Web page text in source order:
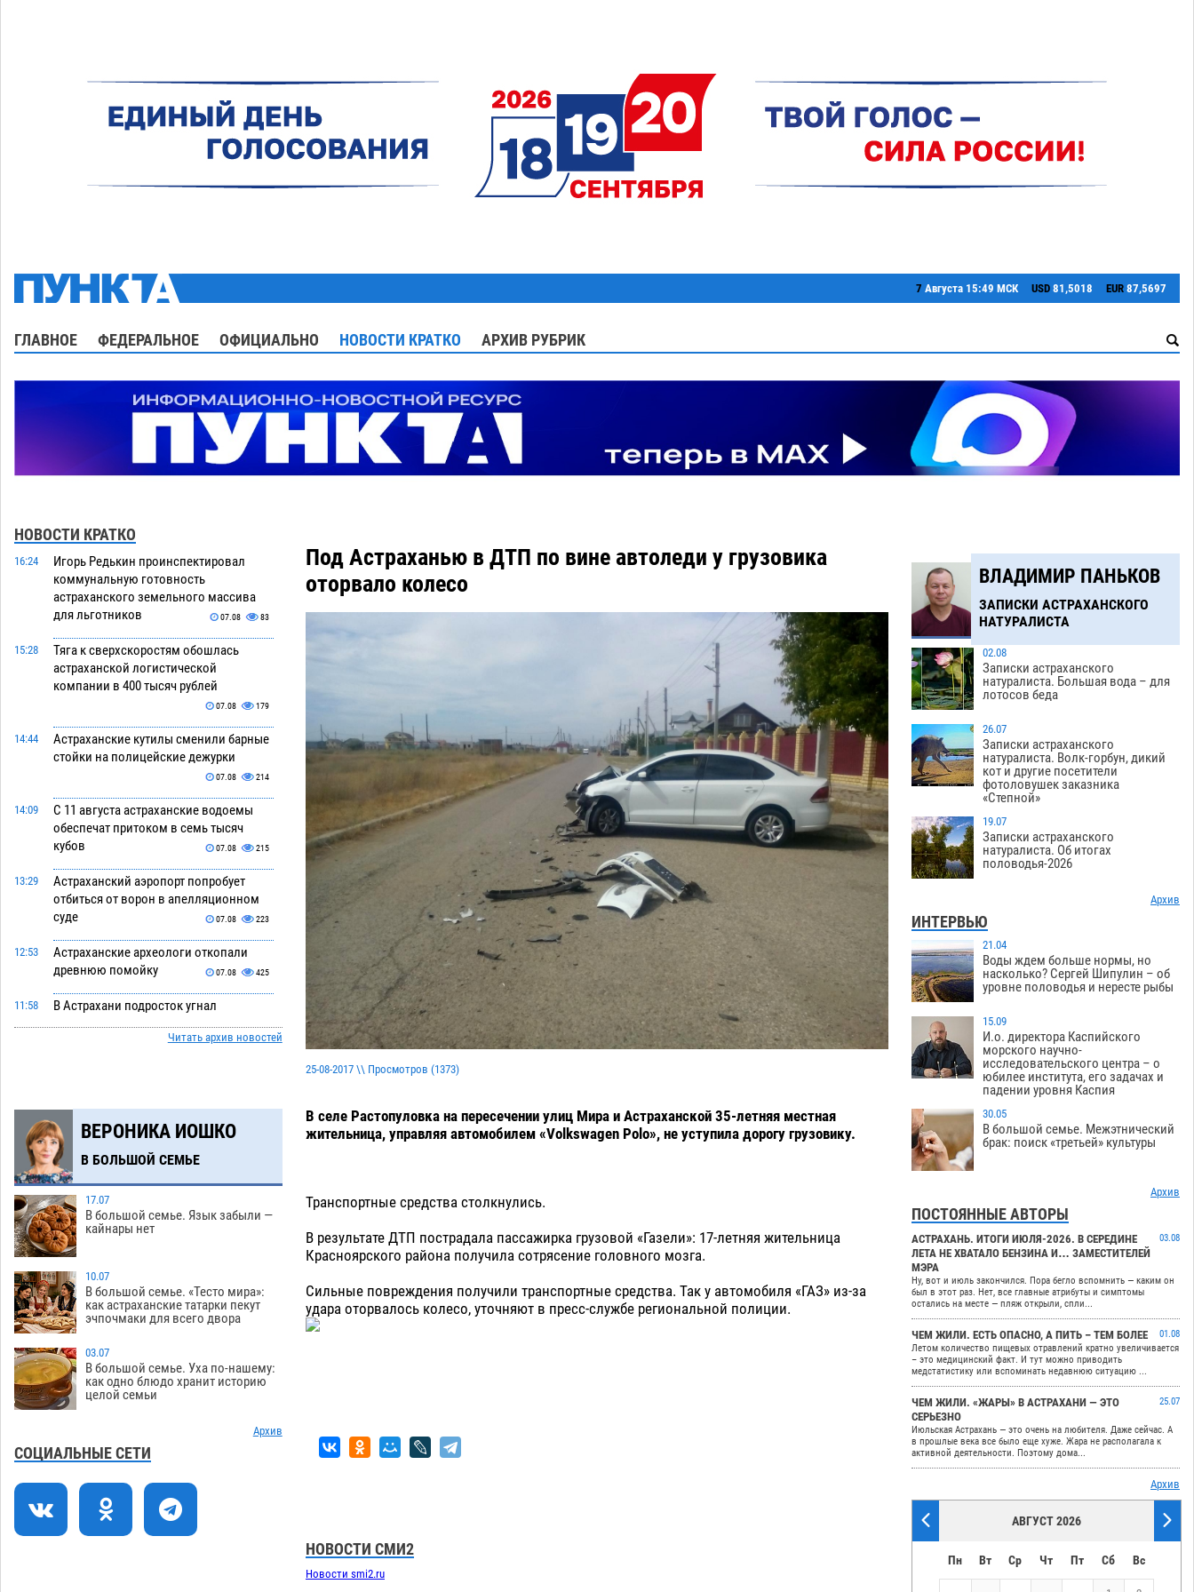
7 Августа 15:49 МСК USD 81,5018 EUR 87,5697
ГЛАВНОЕ ФЕДЕРАЛЬНОЕ ОФИЦИАЛЬНО НОВОСТИ КРАТКО АРХИВ РУБРИК
НОВОСТИ КРАТКО
16:24
Игорь Редькин проинспектировал
коммунальную готовность
астраханского земельного массива
для льготников
07.08 83
15:28
Тяга к сверхскоростям обошлась
астраханской логистической
компании в 400 тысяч рублей
07.08 179
14:44
Астраханские кутилы сменили барные
стойки на полицейские дежурки
07.08 214
14:09
С 11 августа астраханские водоемы
обеспечат притоком в семь тысяч
кубов
07.08 215
13:29
Астраханский аэропорт попробует
отбиться от ворон в апелляционном
суде
07.08 223
12:53
Астраханские археологи откопали
древнюю помойку
07.08 425
11:58
В Астрахани подросток угнал
мотоцикл и похитил чужие мобильник
с банковскими картами
07.08 252
10:43
Астраханский суд встал на сторону
МЧС в споре за возврат униформы
07.08 292
10:02
На Всероссийской Спартакиаде
астраханские гандболисты уступили
казанским «драконам»
09:25
Все пострадавшие при пожаре на
Краснодарской в Астрахани
скончались
07.08
08:47
Астраханский суд оценил четыре удара
по голове полицейского в сто тысяч
рублей
приблизится к 40-градусному пределу
18:57
В Астрахани впервые открыли смену
по теории игр
Читать архив новостей
ВЕРОНИКА ИОШКО
В БОЛЬШОЙ СЕМЬЕ
17.07
В большой семье. Язык забыли —
кайнары нет
10.07
В большой семье. «Тесто мира»:
как астраханские татарки пекут
эчпочмаки для всего двора
03.07
В большой семье. Уха по-нашему:
как одно блюдо хранит историю
целой семьи
Архив
СОЦИАЛЬНЫЕ СЕТИ
Под Астраханью в ДТП по вине автоледи у грузовика
оторвало колесо
25-08-2017 \\ Просмотров (1373)
В селе Растопуловка на пересечении улиц Мира и Астраханской 35-летняя местная
жительница, управляя автомобилем «Volkswagen Polo», не уступила дорогу грузовику.
Транспортные средства столкнулись.
В результате ДТП пострадала пассажирка грузовой «Газели»: 17-летняя жительница
Красноярского района получила сотрясение головного мозга.
Сильные повреждения получили транспортные средства. Так у автомобиля «ГАЗ» из-за
удара оторвалось колесо, уточняют в пресс-службе региональной полиции.
НОВОСТИ СМИ2
Новости smi2.ru
ВЛАДИМИР ПАНЬКОВ
ЗАПИСКИ АСТРАХАНСКОГО
НАТУРАЛИСТА
02.08
Записки астраханского
натуралиста. Большая вода – для
лотосов беда
26.07
Записки астраханского
натуралиста. Волк-горбун, дикий
кот и другие посетители
фотоловушек заказника
«Степной»
19.07
Записки астраханского
натуралиста. Об итогах
половодья-2026
Архив
ИНТЕРВЬЮ
21.04
Воды ждем больше нормы, но
насколько? Сергей Шипулин – об
уровне половодья и нересте рыбы
15.09
И.о. директора Каспийского
морского научно-
исследовательского центра – о
юбилее института, его задачах и
падении уровня Каспия
30.05
В большой семье. Межэтнический
брак: поиск «третьей» культуры
Архив
ПОСТОЯННЫЕ АВТОРЫ
АСТРАХАНЬ. ИТОГИ ИЮЛЯ-2026. В СЕРЕДИНЕ
ЛЕТА НЕ ХВАТАЛО БЕНЗИНА И… ЗАМЕСТИТЕЛЕЙ
МЭРА
03.08
Ну, вот и июль закончился. Пора бегло вспомнить — каким он
был в этот раз. Нет, все главные атрибуты и симптомы
остались на месте — пляж открыли, спли...
ЧЕМ ЖИЛИ. ЕСТЬ ОПАСНО, А ПИТЬ – ТЕМ БОЛЕЕ
01.08
Летом количество пищевых отравлений кратно увеличивается
– это медицинский факт. И тут можно приводить
медстатистику или вспоминать недавнюю ситуацию ...
ЧЕМ ЖИЛИ. «ЖАРЫ» В АСТРАХАНИ — ЭТО
СЕРЬЕЗНО
25.07
Июльская Астрахань — это очень на любителя. Даже сейчас. А
в прошлые века все было еще хуже. Жара не располагала к
активной деятельности. Поэтому дома...
Архив
АВГУСТ 2026
Пн Вт Ср Чт Пт Сб Вс